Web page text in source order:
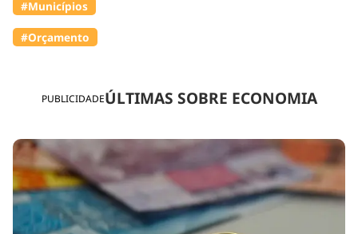
PUBLICIDADEÚLTIMAS SOBRE ECONOMIA
#Municípios
#Orçamento